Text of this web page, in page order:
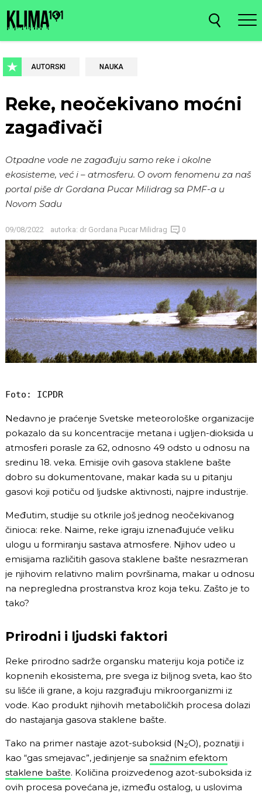
AUTORSKI NAUKA
Reke, neočekivano moćni
zagađivači
Otpadne vode ne zagađuju samo reke i okolne
ekosisteme, već i – atmosferu. O ovom fenomenu za naš
portal piše dr Gordana Pucar Milidrag sa PMF-a u
Novom Sadu
09/08/2022 autorka: dr Gordana Pucar Milidrag 0
Foto: ICPDR
Nedavno je praćenje Svetske meteorološke organizacije
pokazalo da su koncentracije metana i ugljen-dioksida u
atmosferi porasle za 62, odnosno 49 odsto u odnosu na
sredinu 18. veka. Emisije ovih gasova staklene bašte
dobro su dokumentovane, makar kada su u pitanju
gasovi koji potiču od ljudske aktivnosti, najpre industrije.
Međutim, studije su otkrile još jednog neočekivanog
činioca: reke. Naime, reke igraju iznenađujuće veliku
ulogu u formiranju sastava atmosfere. Njihov udeo u
emisijama različitih gasova staklene bašte nesrazmeran
je njihovim relativno malim površinama, makar u odnosu
na nepregledna prostranstva kroz koja teku. Zašto je to
tako?
Prirodni i ljudski faktori
Reke prirodno sadrže organsku materiju koja potiče iz
kopnenih ekosistema, pre svega iz biljnog sveta, kao što
su lišće ili grane, a koju razgrađuju mikroorganizmi iz
vode. Kao produkt njihovih metaboličkih procesa dolazi
do nastajanja gasova staklene bašte.
Tako na primer nastaje azot-suboksid (N2O), poznatiji i
kao “gas smejavac”, jedinjenje sa snažnim efektom
staklene bašte. Količina proizvedenog azot-suboksida iz
ovih procesa povećana je, između ostalog, u uslovima